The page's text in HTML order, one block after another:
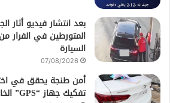
بعد انتشار فيديو
المتورطين في الفرار
السيارة
07/08/2026
أمن طنجة يحقق في
تفكيك جهاز “GPS” الخاص بها